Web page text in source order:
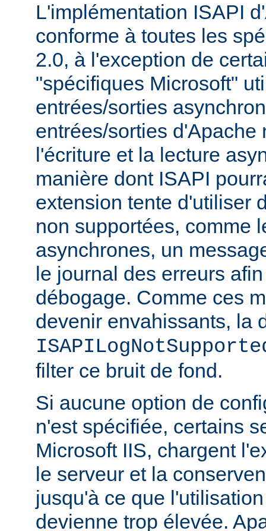
L'implémentation ISAPI
conforme à toutes les
2.0, à l'exception de
"spécifiques Microsoft"
entrées/sorties
entrées/sorties d'Apache
l'écriture et la lecture
manière dont ISAPI
extension tente d'utiliser
non supportées, comme
asynchrones, un
le journal des erreurs
débogage. Comme ces
devenir envahissants, la
filter ce bruit de fond.
Si aucune option de
n'est spécifiée, certains
Microsoft IIS, chargent
le serveur et la
jusqu'à ce que
devienne trop élevée.